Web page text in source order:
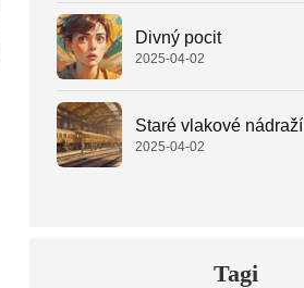
Divný pocit
2025-04-02
Staré vlakové nádraží
2025-04-02
Tagi